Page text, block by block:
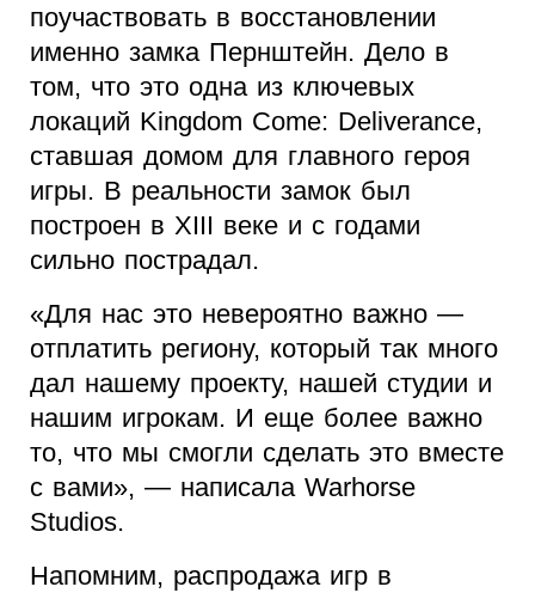
поучаствовать в восстановлении
именно замка Пернштейн. Дело в
том, что это одна из ключевых
локаций Kingdom Come: Deliverance,
ставшая домом для главного героя
игры. В реальности замок был
построен в XIII веке и с годами
сильно пострадал.
«Для нас это невероятно важно —
отплатить региону, который так много
дал нашему проекту, нашей студии и
нашим игрокам. И еще более важно
то, что мы смогли сделать это вместе
с вами», — написала Warhorse
Studios.
Напомним, распродажа игр в